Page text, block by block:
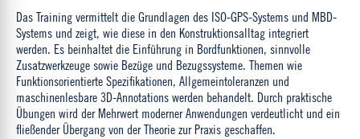
Das Training vermittelt die Grundlagen des ISO-GPS-Systems und MBD-
Systems und zeigt, wie diese in den Konstruktionsalltag integriert
werden. Es beinhaltet die Einführung in Bordfunktionen, sinnvolle
Zusatzwerkzeuge sowie Bezüge und Bezugssysteme. Themen wie
Funktionsorientierte Spezifikationen, Allgemeintoleranzen und
maschinenlesbare 3D-Annotations werden behandelt. Durch praktische
Übungen wird der Mehrwert moderner Anwendungen verdeutlicht und ein
fließender Übergang von der Theorie zur Praxis geschaffen.